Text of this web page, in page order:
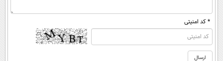
* کد امنیتی